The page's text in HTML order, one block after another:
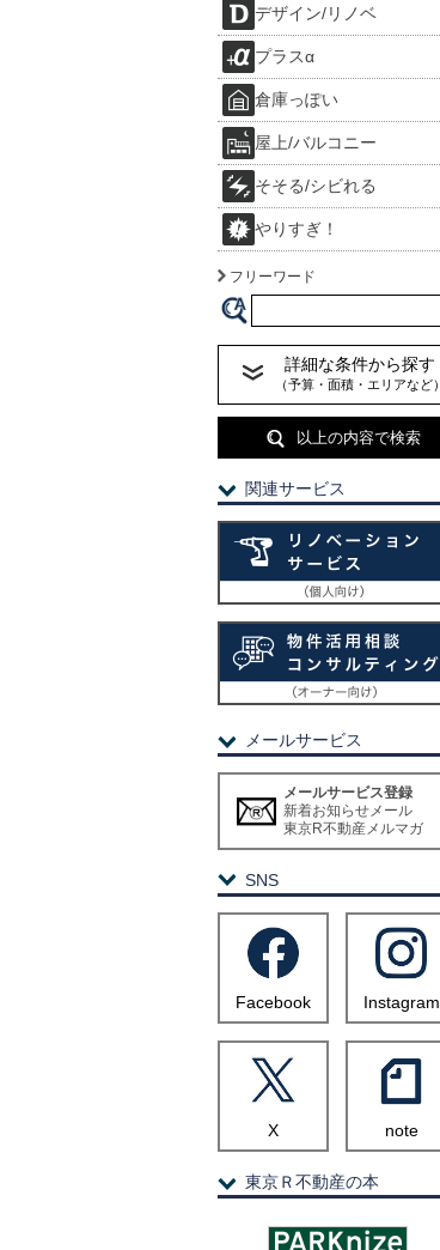
デザイン/リノベ
プラスα
倉庫っぽい
屋上/バルコニー
そそる/シビれる
やりすぎ！
フリーワード
詳細な条件から探す
（予算・面積・エリアなど）
以上の内容で検索
関連サービス
メールサービス
メールサービス登録
新着お知らせメール
東京R不動産メルマガ
SNS
Facebook Instagram
X note
東京Ｒ不動産の本